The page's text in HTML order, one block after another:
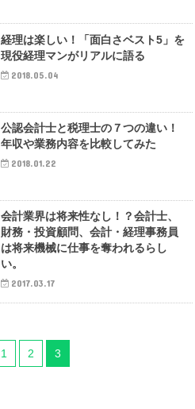
経理は楽しい！「面白さベスト5」を
現役経理マンがリアルに語る
2018.05.04
公認会計士と税理士の７つの違い！
年収や業務内容を比較してみた
2018.01.22
会計業界は将来性なし！？会計士、
財務・投資顧問、会計・経理事務員
は将来機械に仕事を奪われるらし
い。
2017.03.17
1 2 3